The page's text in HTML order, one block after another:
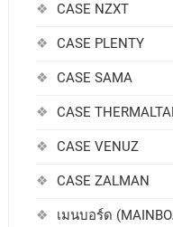
CASE NZXT
CASE PLENTY
CASE SAMA
CASE
CASE VENUZ
CASE ZALMAN
เมนบอร์ด